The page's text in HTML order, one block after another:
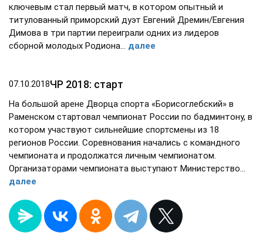
ключевым стал первый матч, в котором опытный и
титулованный приморский дуэт Евгений Дремин/Евгения
Димова в три партии переиграли одних из лидеров
сборной молодых Родиона… далее
07.10.2018ЧР 2018: старт
На большой арене Дворца спорта «Борисоглебский» в
Раменском стартовал чемпионат России по бадминтону, в
котором участвуют сильнейшие спортсмены из 18
регионов России. Соревнования начались с командного
чемпионата и продолжатся личным чемпионатом.
Организаторами чемпионата выступают Министерство...
далее